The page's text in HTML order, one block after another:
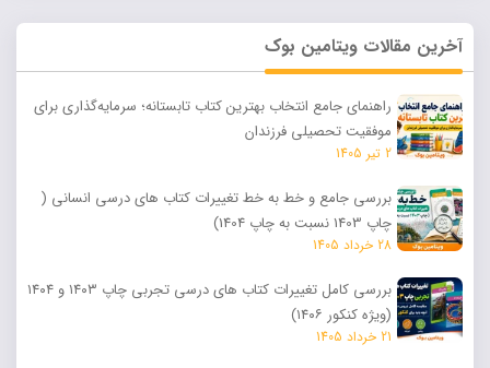
آخرین مقالات ویتامین بوک
راهنمای جامع انتخاب بهترین کتاب تابستانه؛ سرمایه‌گذاری برای
موفقیت تحصیلی فرزندان
2 تیر 1405
بررسی جامع و خط‌ به‌ خط تغییرات کتاب های درسی انسانی (
چاپ 1403 نسبت به چاپ 1404)
28 خرداد 1405
بررسی کامل تغییرات کتاب های درسی تجربی چاپ ۱۴۰۳ و ۱۴۰۴
(ویژه کنکور ۱۴۰۶)
21 خرداد 1405